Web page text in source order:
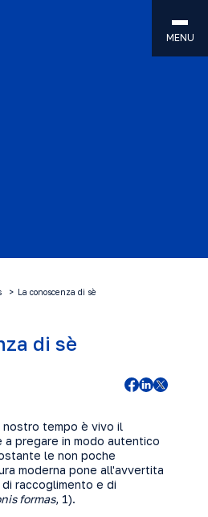
MENU
La conoscenza di sè
di sè
nostro tempo è vivo il
a pregare in modo autentico
le non poche
moderna pone all'avvertita
raccoglimento e di
formas, 1).